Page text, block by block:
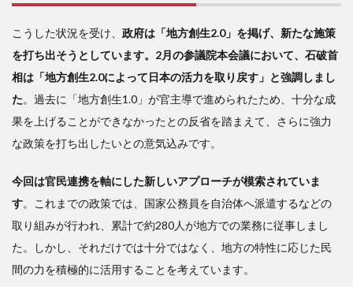
こうした状況を受け、 政府は「地方創生2.0」を掲げ、新たな施策
を打ち出そうとしています。2月の参議院本会議において、石破首
相は「地方創生2.0によって日本の活力を取り戻す」と強調しまし
た。過去に「地方創生1.0」が官主導で進められたため、十分な成
果を上げることができなかったとの反省を踏まえて、さらに強力
な政策を打ち出したいとの意気込みです。
今回は官民連携を軸にした新しいアプローチが模索されていま
す。これまでの政策では、国家公務員を自治体へ派遣するなどの
取り組みが行われ、累計で約280人が地方での業務に従事しまし
た。しかし、それだけでは十分ではなく、地方の特性に応じた民
間の力を積極的に活用することを考えています。